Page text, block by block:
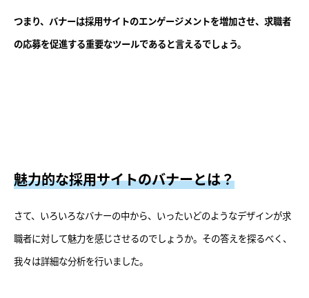
つまり、バナーは採用サイトのエンゲージメントを増加させ、求職者
の応募を促進する重要なツールであると言えるでしょう。
魅力的な採用サイトのバナーとは？
さて、いろいろなバナーの中から、いったいどのようなデザインが求
職者に対して魅力を感じさせるのでしょうか。その答えを探るべく、
我々は詳細な分析を行いました。